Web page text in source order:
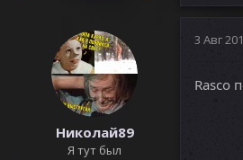
Николай89
Я тут был
3 Авг
Rasco